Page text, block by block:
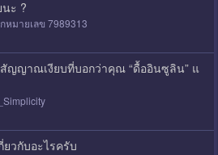
ะ ?
หมายเลข 7989313
ญญาณเงียบที่บอกว่าคุณ “ดื้ออินซูลิน” แ
ยวกับอะไรครับ